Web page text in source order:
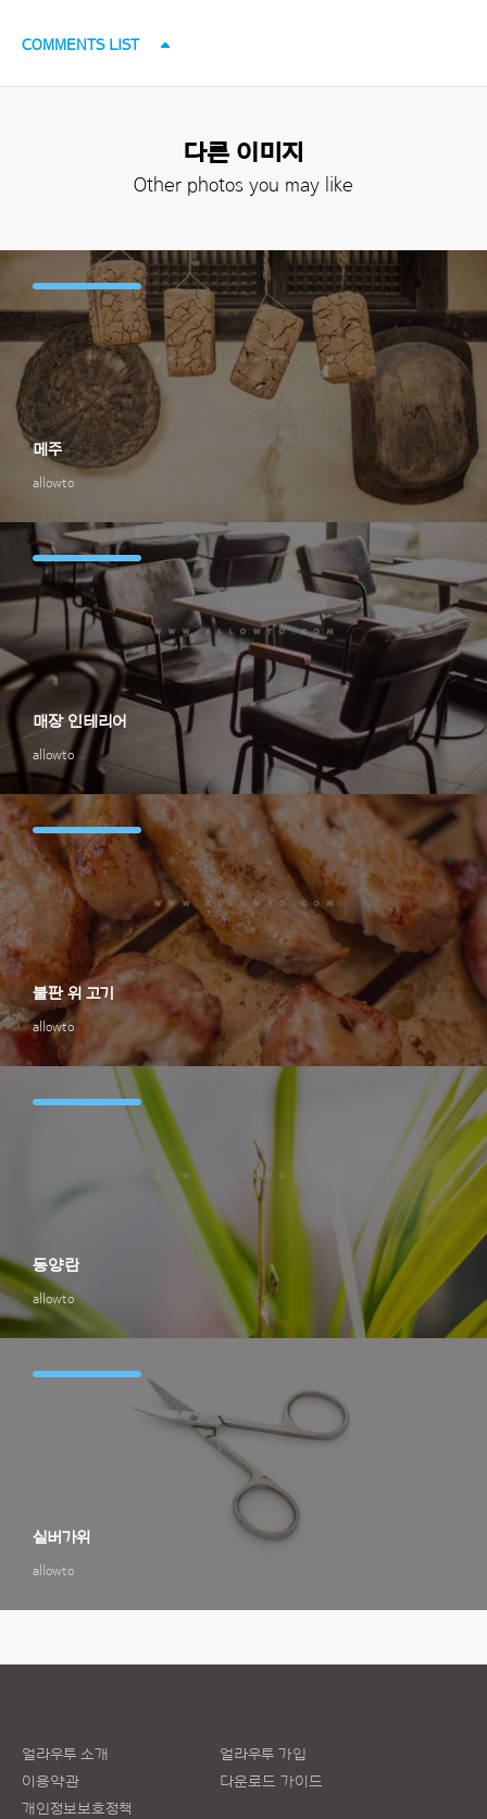
COMMENTS LIST
다른 이미지
Other photos you may like
allowto
메주
allowto
매장 인테리어
allowto
불판 위 고기
allowto
동양란
allowto
실버가위
얼라우투 소개
이용약관
개인정보보호정책
얼라우투 가입
다운로드 가이드